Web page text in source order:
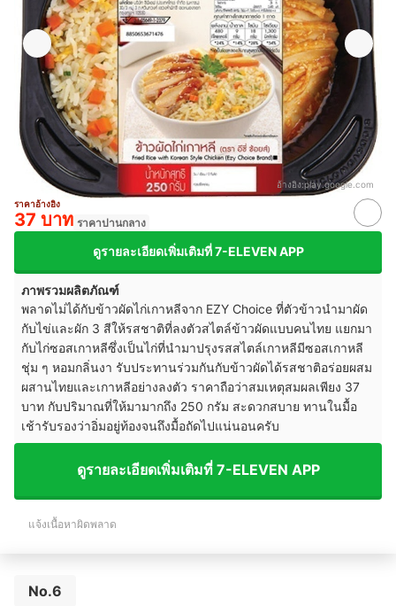
อ้างอิง:play.google.com
ราคาอ้างอิง
37 บาท ราคาปานกลาง
ดูรายละเอียดเพิ่มเติมที่ 7-ELEVEN APP
ภาพรวมผลิตภัณฑ์
พลาดไม่ได้กับข้าวผัดไก่เกาหลีจาก EZY Choice ที่ตัวข้าวนำมาผัด
กับไข่และผัก 3 สีให้รสชาติที่ลงตัวสไตล์ข้าวผัดแบบคนไทย แยกมา
กับไก่ซอสเกาหลีซึ่งเป็นไก่ที่นำมาปรุงรสสไตล์เกาหลีมีซอสเกาหลี
ชุ่ม ๆ หอมกลิ่นงา รับประทานร่วมกันกับข้าวผัดได้รสชาติอร่อยผสม
ผสานไทยและเกาหลีอย่างลงตัว ราคาถือว่าสมเหตุสมผลเพียง 37
บาท กับปริมาณที่ให้มามากถึง 250 กรัม สะดวกสบาย ทานในมื้อ
เช้ารับรองว่าอิ่มอยู่ท้องจนถึงมื้อถัดไปแน่นอนครับ
ดูรายละเอียดเพิ่มเติมที่ 7-ELEVEN APP
แจ้งเนื้อหาผิดพลาด
No.6